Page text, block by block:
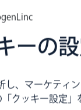
ーの
、マーケティ
クッキー設定」